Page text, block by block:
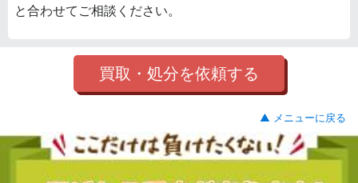
と合わせてご相談ください。
買取・処分を依頼する
▲ メニューに戻る